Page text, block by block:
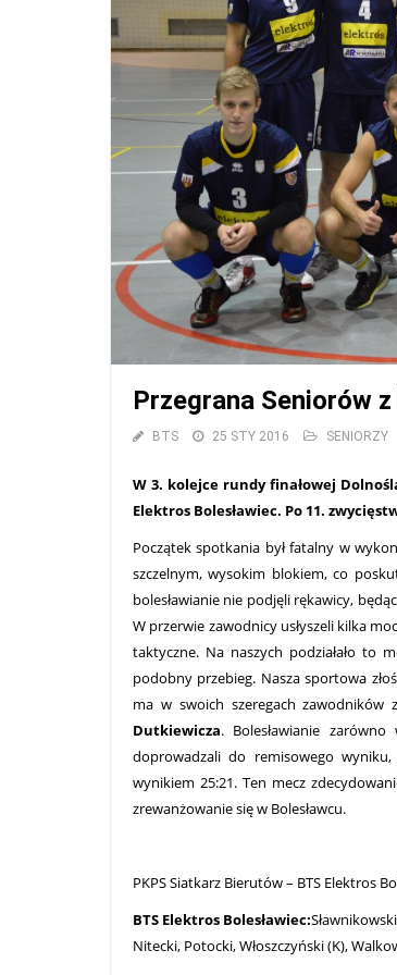
Przegrana Seniorów
BTS 25 STY 2016 SENIORZY
W 3. kolejce rundy finałowej
Elektros Bolesławiec. Po 11.
Początek spotkania był fatalny w
szczelnym, wysokim blokiem, co
bolesławianie nie podjęli rękawicy,
W przerwie zawodnicy usłyszeli kilka
taktyczne. Na naszych podziałało to
podobny przebieg. Nasza sportowa
ma w swoich szeregach zawodników
Dutkiewicza. Bolesławianie
doprowadzali do remisowego
wynikiem 25:21. Ten mecz
zrewanżowanie się w Bolesławcu.
PKPS Siatkarz Bierutów – BTS Elektros
BTS Elektros Bolesławiec:
Nitecki, Potocki, Włoszczyński (K),